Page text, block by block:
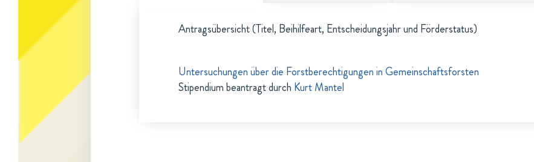
Antragsübersicht (Titel, Beihilfeart, Entscheidungsjahr und Förderstatus)
Untersuchungen über die Forstberechtigungen in Gemeinschaftsforsten
Stipendium beantragt durch Kurt Mantel